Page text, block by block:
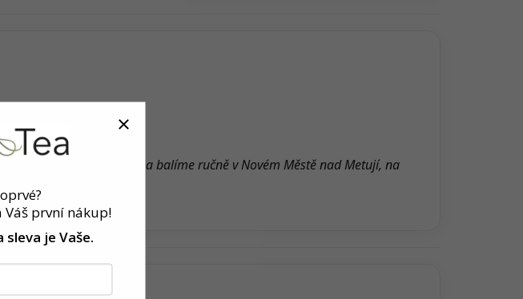
směsi sami mícháme a balíme ručně v Novém Městě nad Metují, na
Váš první nákup!
sleva je Vaše.